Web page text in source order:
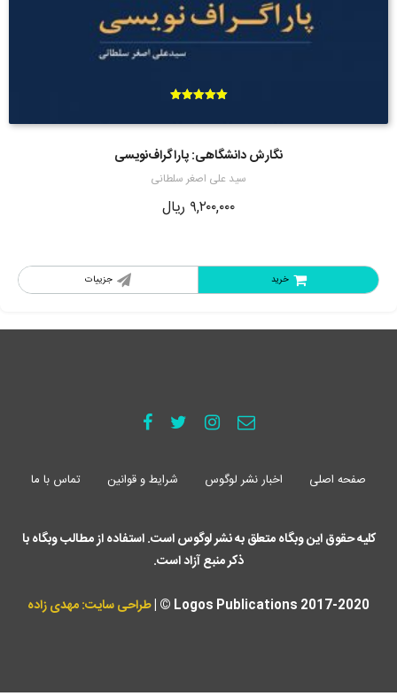
نگارش دانشگاهی: پاراگراف‌نویسی
سید علی اصغر سلطانی
۹,۲۰۰,۰۰۰ ریال
جزییات خرید
صفحه اصلی اخبار نشر لوگوس شرایط و قوانین تماس با ما
کلیه حقوق این وبگاه متعلق به نشر لوگوس است. استفاده از مطالب وبگاه با
ذکر منبع آزاد است.
Logos Publications 2017-2020 © | طراحی سایت: مهدی زاده